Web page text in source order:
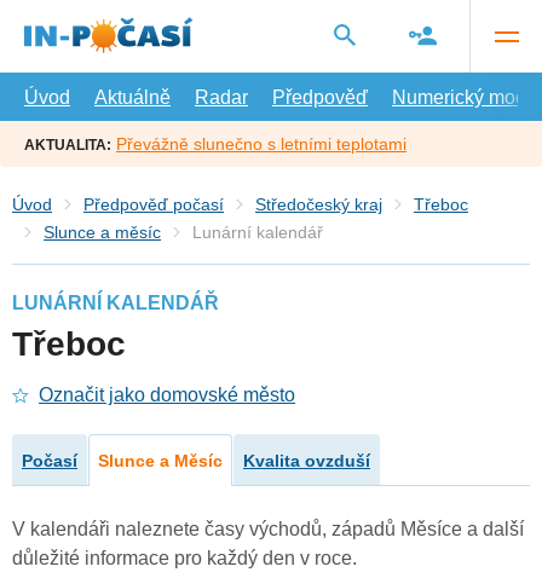
hlavní
Úvod
Aktuálně Radar Předpověď Numerický model
AKTUALITA: Převážně slunečno s letními teplotami
Úvod Předpověď počasí Středočeský kraj
Třeboc
Slunce a měsíc
Lunární kalendář
LUNÁRNÍ KALENDÁŘ
Třeboc
Označit jako domovské město
Počasí Slunce a Měsíc Kvalita ovzduší
V kalendáři naleznete časy východů, západů Měsíce a další
důležité informace pro každý den v roce.